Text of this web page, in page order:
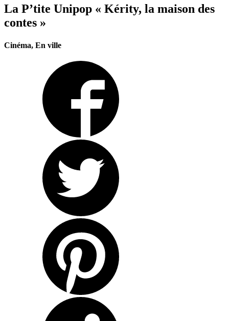
La P’tite Unipop « Kérity, la maison des
contes »
Cinéma, En ville